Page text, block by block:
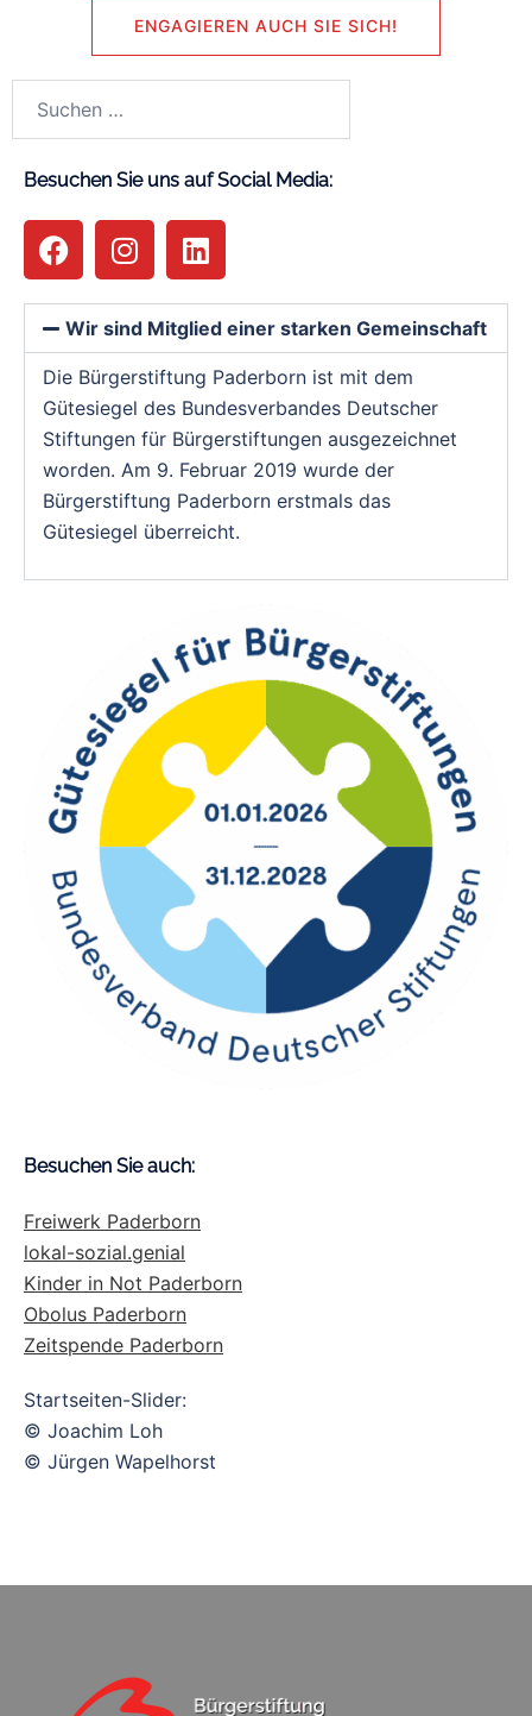
ENGAGIEREN AUCH SIE SICH!
Besuchen Sie uns auf Social Media:
Wir sind Mitglied einer starken Gemeinschaft
Die Bürgerstiftung Paderborn ist mit dem
Gütesiegel des Bundesverbandes Deutscher
Stiftungen für Bürgerstiftungen ausgezeichnet
worden. Am 9. Februar 2019 wurde der
Bürgerstiftung Paderborn erstmals das
Gütesiegel überreicht.
Besuchen Sie auch:
Freiwerk Paderborn
lokal-sozial.genial
Kinder in Not Paderborn
Obolus Paderborn
Zeitspende Paderborn
Startseiten-Slider:
© Joachim Loh
© Jürgen Wapelhorst